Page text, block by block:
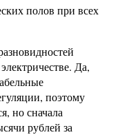
полов при всех
Да,
поэтому
но сначала
рублей за